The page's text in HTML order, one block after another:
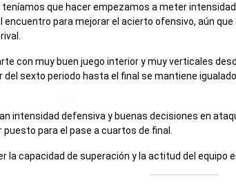
teníamos que hacer empezamos a meter
encuentro para mejorar el acierto ofensivo, aún
con muy buen juego interior y muy verticales
del sexto periodo hasta el final se mantiene
intensidad defensiva y buenas decisiones en
puesto para el pase a cuartos de final.
la capacidad de superación y la actitud del equipo